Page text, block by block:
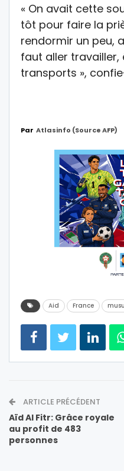
« On avait cette
tôt pour faire la
rendormir un peu,
faut aller travailler,
transports »,
Par Atlasinfo (source AFP)
Aid France
ARTICLE PRÉCÉDENT
Aïd Al Fitr: Grâce royale
au profit de 483
personnes